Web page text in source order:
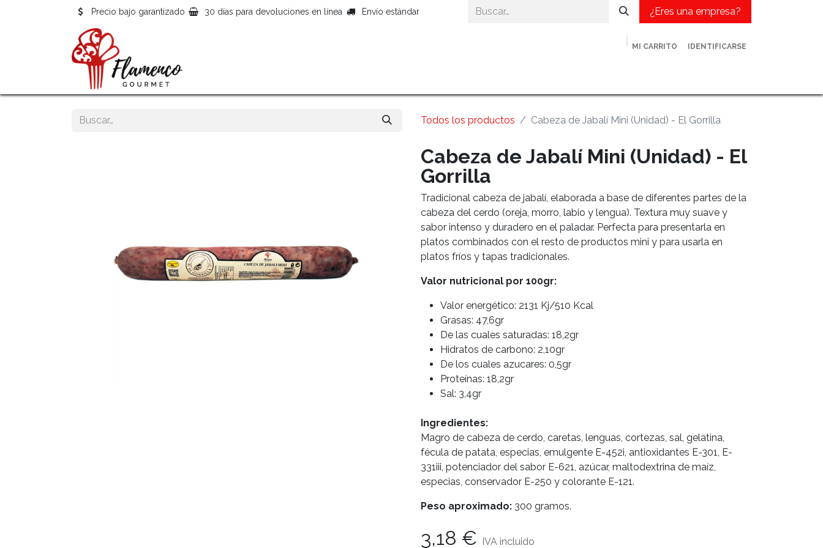
Precio bajo garantizado 30 días para devoluciones en línea Envío estándar ¿Eres una empresa?
MI CARRITO IDENTIFICARSE
Todos los productos Cabeza de Jabalí Mini (Unidad) - El Gorrilla
Cabeza de Jabalí Mini (Unidad) - El
Gorrilla
Tradicional cabeza de jabalí, elaborada a base de diferentes partes de la
cabeza del cerdo (oreja, morro, labio y lengua). Textura muy suave y
sabor intenso y duradero en el paladar. Perfecta para presentarla en
platos combinados con el resto de productos mini y para usarla en
platos fríos y tapas tradicionales.
Valor nutricional por 100gr:
Valor energético: 2131 Kj/510 Kcal
Grasas: 47,6gr
De las cuales saturadas: 18,2gr
Hidratos de carbono: 2,10gr
De los cuales azucares: 0,5gr
Proteínas: 18,2gr
Sal: 3,4gr
Ingredientes:
Magro de cabeza de cerdo, caretas, lenguas, cortezas, sal, gelatina,
fécula de patata, especias, emulgente E-452i, antioxidantes E-301, E-
331iii, potenciador del sabor E-621, azúcar, maltodextrina de maíz,
especias, conservador E-250 y colorante E-121.
Peso aproximado: 300 gramos.
3,18 € IVA incluido